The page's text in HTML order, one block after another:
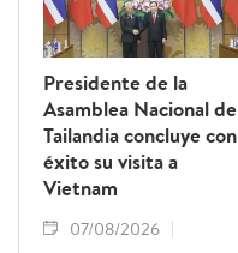
Presidente de la
Asamblea Nacional de
Tailandia concluye con
éxito su visita a
Vietnam
07/08/2026